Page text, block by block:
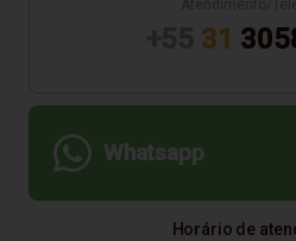
31
Whatsapp
Horário de